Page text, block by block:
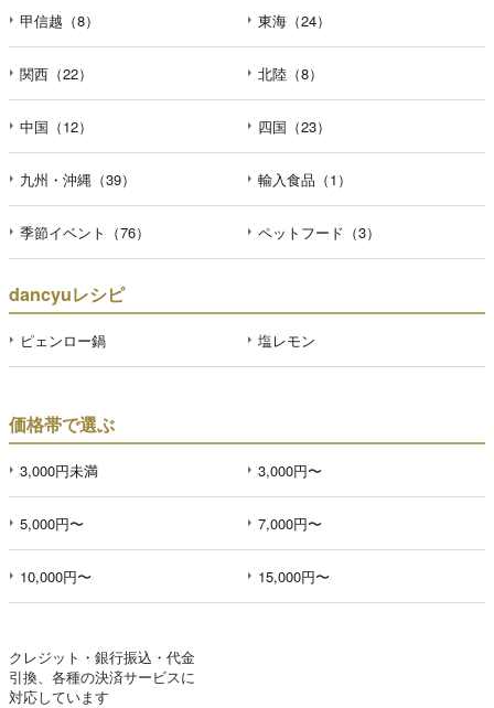
甲信越（8） 東海（24）
関西（22） 北陸（8）
中国（12） 四国（23）
九州・沖縄（39） 輸入食品（1）
季節イベント（76） ペットフード（3）
dancyuレシピ
ピェンロー鍋 塩レモン
価格帯で選ぶ
3,000円未満 3,000円〜
5,000円〜 7,000円〜
10,000円〜 15,000円〜
クレジット・銀行振込・代金
引換、各種の決済サービスに
対応しています